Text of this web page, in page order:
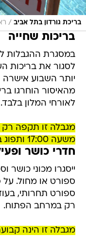
בריכת גורדון בתל אביב /
בריכות שחייה
במסגרת ההגבלות
לסגור את בריכות
יותר השבוע
מהאיסור הוחרגו
לאורחי המלון בלבד.
מגבלה זו תקפה רק
משעה 17:00 ותפוג ביום ראשון ב-05:00.
חדרי כושר
ייסגרו מכוני כושר
ספורט או מחול. על
ספורט תחרותי,
רק במרחב הפתוח.
מגבלה זו הינה